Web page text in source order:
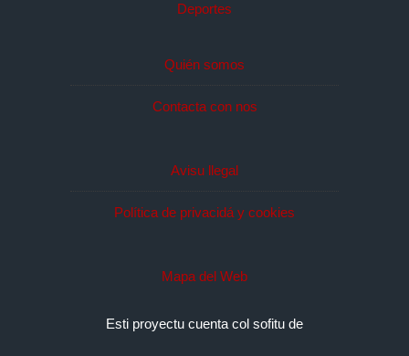
Deportes
Quién somos
Contacta con nos
Avisu llegal
Política de privacidá y cookies
Mapa del Web
Esti proyectu cuenta col sofitu de